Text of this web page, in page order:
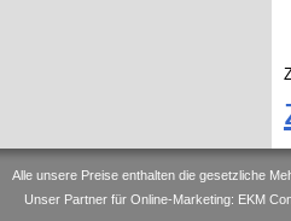
Alle unsere Preise enthalten die gesetzliche
Unser Partner für Online-Marketing: EKM